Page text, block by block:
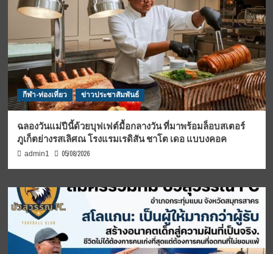
กีฬา-ท่องเที่ยว ข่าวประชาสัมพันธ์
ฉลองวันแม่ปีนี้ด้วยบุฟเฟต์มื้อกลางวัน ที่มาพร้อมล็อบสเตอร์
ภูเก็ตย่างรสเลิศณ โรงแรมเรดิสัน ชาโต เดอ แบบงคอค
admin1 05/08/2026